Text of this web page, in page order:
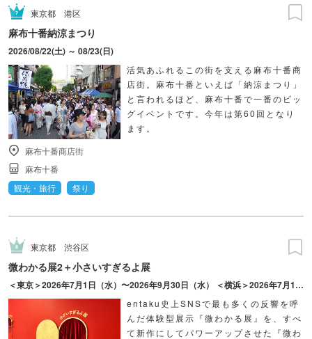
東京都 港区
麻布十番納涼まつり
2026/08/22(土) ～ 08/23(日)
活気あふれるこの街を支える麻布十番商
店街。麻布十番といえば「納涼まつり」
と言われるほど、麻布十番で一番のビッ
グイベントです。今年は第60回となり
ます。
麻布十番商店街
麻布十番
観光・旅行
祭り
東京都 渋谷区
微わかる展2＋小さいすぎるよ展
＜東京＞2026年7月1日（水）〜2026年9月30日（水） ＜横浜＞2026年7月17日（金）〜2026年10月18日（日）
entaku史上SNSで最も多くの反響を呼
んだ体験型展示『微わかる展』を、すべ
て新作にしてパワーアップさせた『微わ